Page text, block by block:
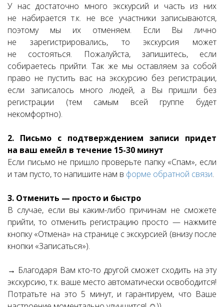
У нас достаточно много экскурсий и часть из них
не набирается т.к. не все участники записываются,
поэтому мы их отменяем. Если Вы лично
не зарегистрировались, то экскурсия может
не состояться. Пожалуйста, запишитесь, если
собираетесь прийти. Так же мы оставляем за собой
право не пустить вас на экскурсию без регистрации,
если записалось много людей, а Вы пришли без
регистрации (тем самым всей группе будет
некомфортно).
2. Письмо с подтверждением записи придет
на ваш емейл в течение 15-30 минут
Если письмо не пришло проверьте папку «Спам», если
и там пусто, то напишите нам в форме обратной связи.
3. Отменить — просто и быстро
В случае, если вы каким-либо причинам не сможете
прийти, то отменить регистрацию просто — нажмите
кнопку «Отмена» на странице с экскурсией (внизу после
кнопки «Записаться»).
→ Благодаря Вам кто-то другой сможет сходить на эту
экскурсию, т.к. ваше место автоматически освободится!
Потратьте на это 5 минут, и гарантируем, что Ваше